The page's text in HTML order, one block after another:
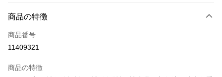
LINE Pay
Apple Pay
Easy Wallet
商品の特徴
商品番号
11409321
商品の特徴